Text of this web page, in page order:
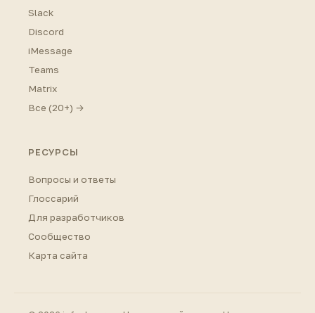
Slack
Discord
iMessage
Teams
Matrix
Все (20+) →
РЕСУРСЫ
Вопросы и ответы
Глоссарий
Для разработчиков
Сообщество
Карта сайта